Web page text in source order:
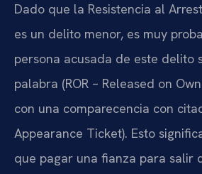
Dado que la Resistencia al
es un delito menor, es muy
persona acusada de este delito
palabra (ROR – Released on
con una comparecencia con
Appearance Ticket). Esto
que pagar una fianza para salir